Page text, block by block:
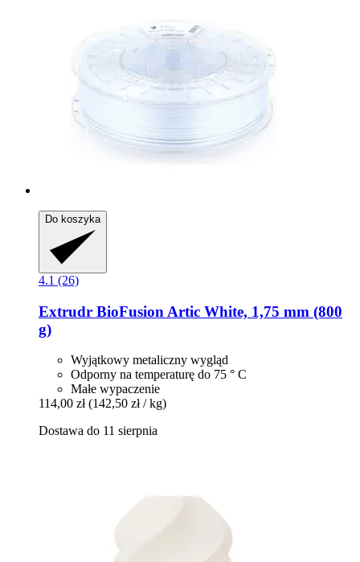
Do koszyka
4.1 (26)
Extrudr BioFusion Artic White, 1,75 mm (800
g)
Wyjątkowy metaliczny wygląd
Odporny na temperaturę do 75 ° C
Małe wypaczenie
114,00 zł (142,50 zł / kg)
Dostawa do 11 sierpnia